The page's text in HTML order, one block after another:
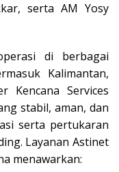
serta AM Yosy
di berbagai
Kalimantan,
Kencana Services
stabil, aman, dan
serta pertukaran
Layanan Astinet
menawarkan: